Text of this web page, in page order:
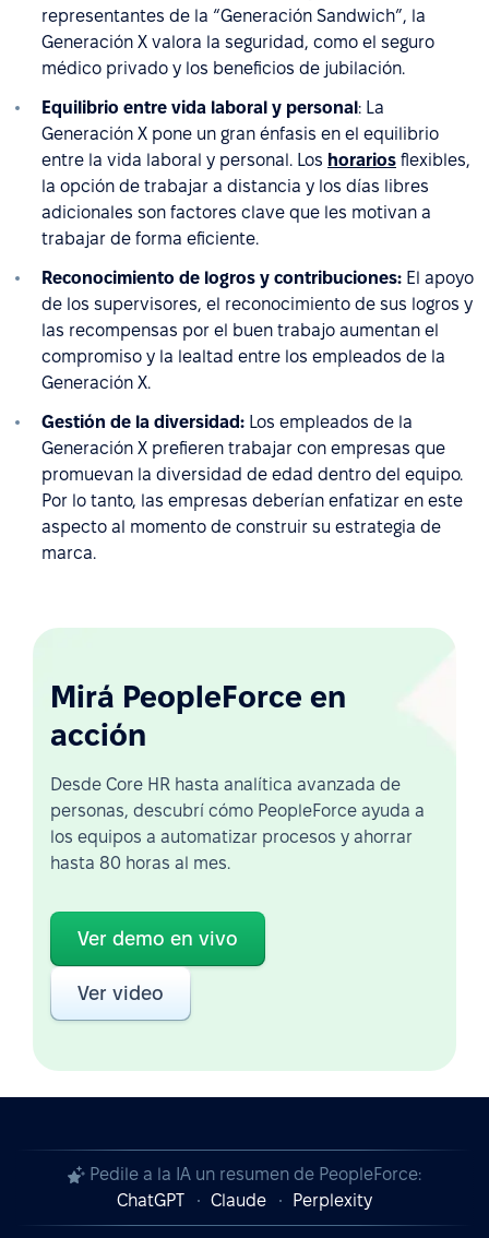
representantes de la “Generación Sandwich”, la
Generación X valora la seguridad, como el seguro
médico privado y los beneficios de jubilación.
Equilibrio entre vida laboral y personal: La
Generación X pone un gran énfasis en el equilibrio
entre la vida laboral y personal. Los horarios flexibles,
la opción de trabajar a distancia y los días libres
adicionales son factores clave que les motivan a
trabajar de forma eficiente.
Reconocimiento de logros y contribuciones: El apoyo
de los supervisores, el reconocimiento de sus logros y
las recompensas por el buen trabajo aumentan el
compromiso y la lealtad entre los empleados de la
Generación X.
Gestión de la diversidad: Los empleados de la
Generación X prefieren trabajar con empresas que
promuevan la diversidad de edad dentro del equipo.
Por lo tanto, las empresas deberían enfatizar en este
aspecto al momento de construir su estrategia de
marca.
Mirá PeopleForce en
acción
Desde Core HR hasta analítica avanzada de
personas, descubrí cómo PeopleForce ayuda a
los equipos a automatizar procesos y ahorrar
hasta 80 horas al mes.
Ver demo en vivo
Ver video
Pedile a la IA un resumen de PeopleForce:
ChatGPT
Claude Perplexity